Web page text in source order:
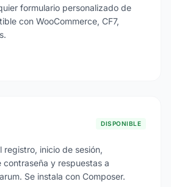
formulario personalizado de
con WooCommerce, CF7,
DISPONIBLE
registro, inicio de sesión,
y respuestas a
Se instala con Composer.